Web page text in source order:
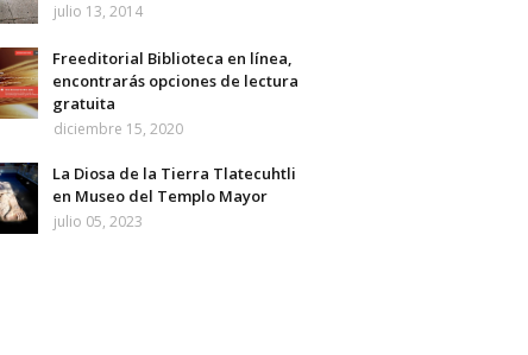
julio 13, 2014
Freeditorial Biblioteca en línea,
encontrarás opciones de lectura
gratuita
diciembre 15, 2020
La Diosa de la Tierra Tlatecuhtli
en Museo del Templo Mayor
julio 05, 2023